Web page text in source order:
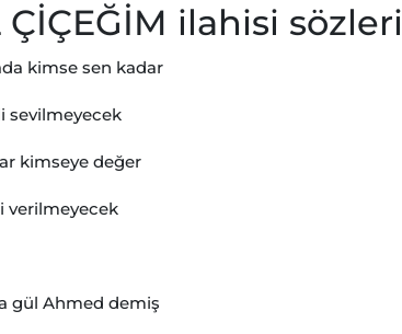
ÇİÇEĞİM ilahisi sözleri
kimse sen kadar
sevilmeyecek
kimseye değer
verilmeyecek
gül Ahmed demiş